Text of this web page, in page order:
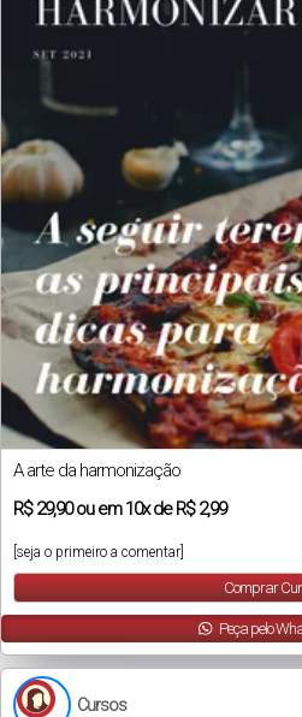
A arte da harmonização
R$29,90ou em10xdeR$ 2,99
[seja o primeiro a comentar]
Comprar
Peça pelo
Cursos